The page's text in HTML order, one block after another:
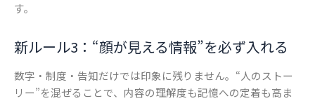
す。
新ルール3：“顔が見える情報”を必ず入れる
数字・制度・告知だけでは印象に残りません。“人のストー
リー”を混ぜることで、内容の理解度も記憶への定着も高ま